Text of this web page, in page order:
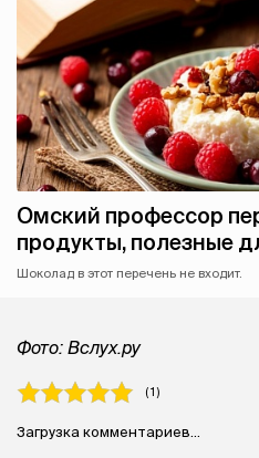
Омский профессор
продукты, полезные
Шоколад в этот перечень не входит.
Фото: Вслух.ру
( 1 )
Загрузка комментариев...